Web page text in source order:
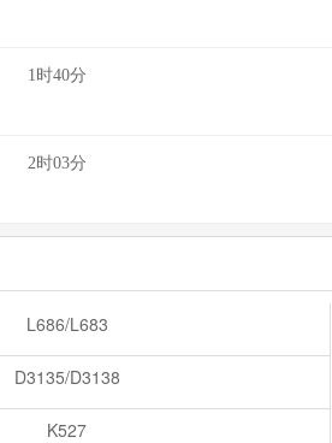
1时40分
2时03分
L686/L683
D3135/D3138
K527